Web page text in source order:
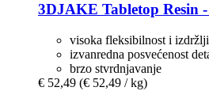
3DJAKE Tabletop Resin
visoka fleksibilnost i
izvanredna posvećenost
brzo stvrdnjavanje
€ 52,49 (€ 52,49 / kg)